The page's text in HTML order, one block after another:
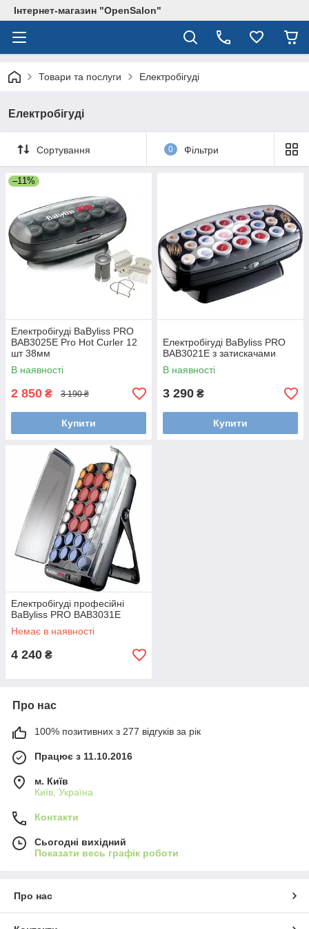
Інтернет-магазин "OpenSalon"
Товари та послуги Електробігуді
Електробігуді
Сортування 0 Фільтри
–11%
Електробігуді BaByliss PRO
BAB3025E Pro Hot Curler 12
шт 38мм
В наявності
2 850 ₴ 3 190 ₴
Купити
Електробігуді BaByliss PRO
BAB3021E з затискачами
В наявності
3 290 ₴
Купити
Електробігуді професійні
BaByliss PRO BAB3031E
Немає в наявності
4 240 ₴
Про нас
100% позитивних з 277 відгуків за рік
Працює з 11.10.2016
м. Київ
Київ, Україна
Контакти
Сьогодні вихідний
Показати весь графік роботи
Про нас